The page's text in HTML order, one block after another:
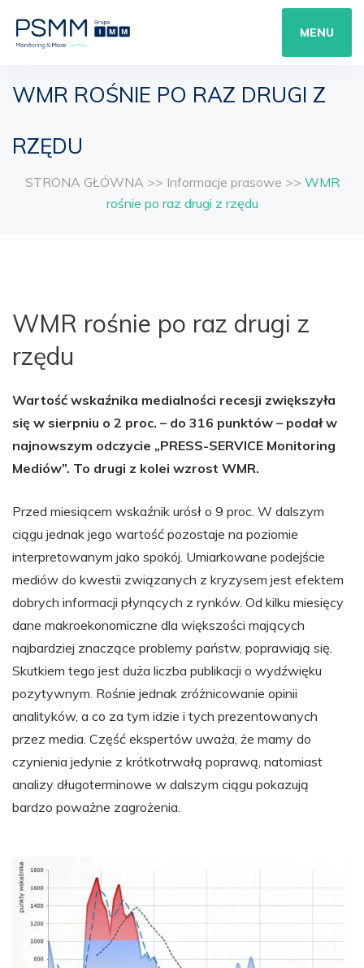
MENU
WMR ROŚNIE PO RAZ DRUGI Z
RZĘDU
STRONA GŁÓWNA >> Informacje prasowe >> WMR
rośnie po raz drugi z rzędu
WMR rośnie po raz drugi z
rzędu
Wartość wskaźnika medialności recesji zwiększyła
się w sierpniu o 2 proc. – do 316 punktów – podał w
najnowszym odczycie „PRESS-SERVICE Monitoring
Mediów”. To drugi z kolei wzrost WMR.
Przed miesiącem wskaźnik urósł o 9 proc. W dalszym
ciągu jednak jego wartość pozostaje na poziomie
interpretowanym jako spokój. Umiarkowane podejście
mediów do kwestii związanych z kryzysem jest efektem
dobrych informacji płynących z rynków. Od kilku miesięcy
dane makroekonomiczne dla większości mających
najbardziej znaczące problemy państw, poprawiają się.
Skutkiem tego jest duża liczba publikacji o wydźwięku
pozytywnym. Rośnie jednak zróżnicowanie opinii
analityków, a co za tym idzie i tych prezentowanych
przez media. Część ekspertów uważa, że mamy do
czynienia jedynie z krótkotrwałą poprawą, natomiast
analizy długoterminowe w dalszym ciągu pokazują
bardzo poważne zagrożenia.